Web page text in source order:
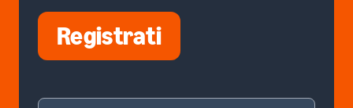
Registrati